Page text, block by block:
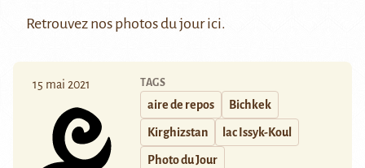
Retrouvez nos photos du jourici.
15 mai 2021 TAGS
aire de repos Bichkek
Kirghizstan lac Issyk-Koul
Photo du Jour